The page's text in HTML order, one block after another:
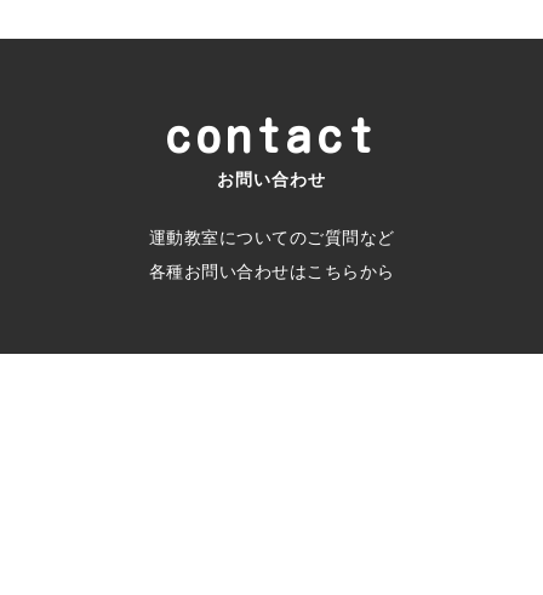
contact
お問い合わせ
運動教室についてのご質問など
各種お問い合わせはこちらから